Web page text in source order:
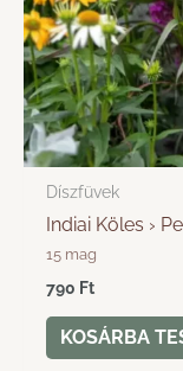
Díszfüvek
Indiai Köles ›
15 mag
790 Ft
KOSÁRBA